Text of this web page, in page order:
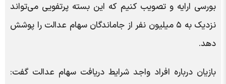
بورسی ارایه و تصویب کنیم که این بسته پرتفویی می‌تواند
نزدیک به ۵ میلیون نفر از جاماندگان سهام عدالت را پوشش
دهد.
بازیان درباره افراد واجد شرایط دریافت سهام عدالت گفت: